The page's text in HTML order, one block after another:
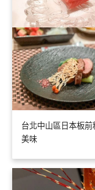
台北中山區日本板
美味